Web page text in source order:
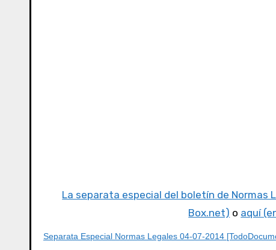
La separata especial del boletín de Normas
Box.net) o aquí
Separata Especial Normas Legales 04-07-2014